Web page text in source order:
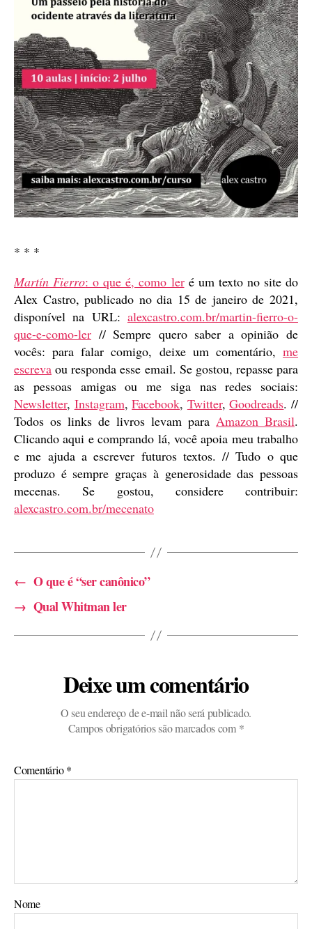
* * *
Martín Fierro: o que é, como leré um texto no site do
Alex Castro, publicado no dia 15 de janeiro de 2021,
disponível na URL: alexcastro.com.br/martin-fierro-o-
que-e-como-ler // Sempre quero saber a opinião de
vocês: para falar comigo, deixe um comentário, me
escreva ou responda esse email. Se gostou, repasse para
as pessoas amigas ou me siga nas redes sociais:
Newsletter, Instagram,Facebook, Twitter,Goodreads. //
Todos os links de livros levam para Amazon Brasil.
Clicando aqui e comprando lá, você apoia meu trabalho
e me ajuda a escrever futuros textos. // Tudo o que
produzo é sempre graças à generosidade das pessoas
mecenas. Se gostou, considere contribuir:
alexcastro.com.br/mecenato
← O que é “ser canônico”
→ Qual Whitman ler
Deixe um comentário
O seu endereço de e-mail não será publicado.
Campos obrigatórios são marcados com *
Comentário*
Nome